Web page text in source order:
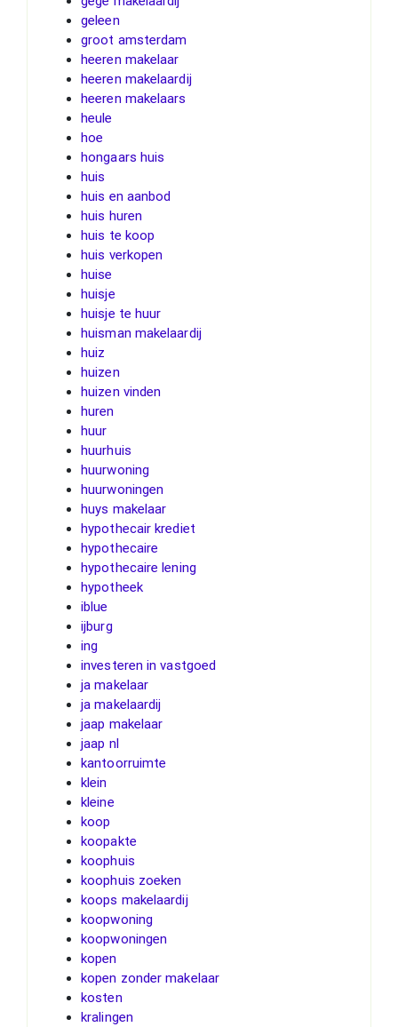
geleen
groot amsterdam
heeren makelaar
heeren makelaardij
heeren makelaars
heule
hoe
hongaars huis
huis
huis en aanbod
huis huren
huis te koop
huis verkopen
huise
huisje
huisje te huur
huisman makelaardij
huiz
huizen
huizen vinden
huren
huur
huurhuis
huurwoning
huurwoningen
huys makelaar
hypothecair krediet
hypothecaire
hypothecaire lening
hypotheek
iblue
ijburg
ing
investeren in vastgoed
ja makelaar
ja makelaardij
jaap makelaar
jaap nl
kantoorruimte
klein
kleine
koop
koopakte
koophuis
koophuis zoeken
koops makelaardij
koopwoning
koopwoningen
kopen
kopen zonder makelaar
kosten
kralingen